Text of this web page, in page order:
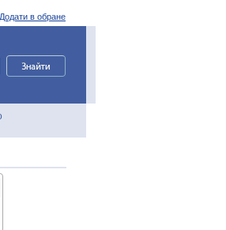
Додати в обране